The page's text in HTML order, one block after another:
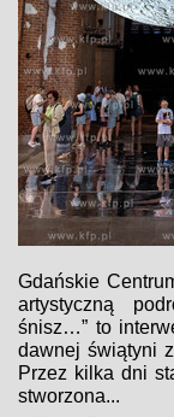
Gdańskie
artystyczną
śnisz…” to
dawnej świątyni
Przez kilka dni
stworzona...